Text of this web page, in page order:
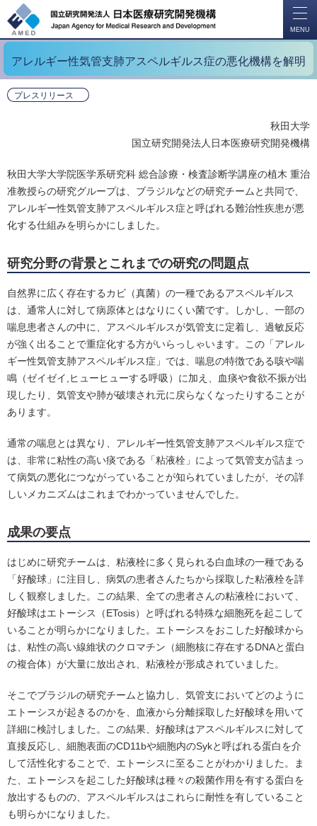
MENU
アレルギー性気管支肺アスペルギルス症の悪化機構を解明
プレスリリース
秋田大学
国立研究開発法人日本医療研究開発機構
秋田大学大学院医学系研究科 総合診療・検査診断学講座の植木 重治
准教授らの研究グループは、ブラジルなどの研究チームと共同で、
アレルギー性気管支肺アスペルギルス症と呼ばれる難治性疾患が悪
化する仕組みを明らかにしました。
研究分野の背景とこれまでの研究の問題点
自然界に広く存在するカビ（真菌）の一種であるアスペルギルス
は、通常人に対して病原体とはなりにくい菌です。しかし、一部の
喘息患者さんの中に、アスペルギルスが気管支に定着し、過敏反応
が強く出ることで重症化する方がいらっしゃいます。この「アレル
ギー性気管支肺アスペルギルス症」では、喘息の特徴である咳や喘
鳴（ゼイゼイ,ヒューヒューする呼吸）に加え、血痰や食欲不振が出
現したり、気管支や肺が破壊され元に戻らなくなったりすることが
あります。
通常の喘息とは異なり、アレルギー性気管支肺アスペルギルス症で
は、非常に粘性の高い痰である「粘液栓」によって気管支が詰まっ
て病気の悪化につながっていることが知られていましたが、その詳
しいメカニズムはこれまでわかっていませんでした。
成果の要点
はじめに研究チームは、粘液栓に多く見られる白血球の一種である
「好酸球」に注目し、病気の患者さんたちから採取した粘液栓を詳
しく観察しました。この結果、全ての患者さんの粘液栓において、
好酸球はエトーシス（ETosis）と呼ばれる特殊な細胞死を起こして
いることが明らかになりました。エトーシスをおこした好酸球から
は、粘性の高い線維状のクロマチン（細胞核に存在するDNAと蛋白
の複合体）が大量に放出され、粘液栓が形成されていました。
そこでブラジルの研究チームと協力し、気管支においてどのように
エトーシスが起きるのかを、血液から分離採取した好酸球を用いて
詳細に検討しました。この結果、好酸球はアスペルギルスに対して
直接反応し、細胞表面のCD11bや細胞内のSykと呼ばれる蛋白を介
して活性化することで、エトーシスに至ることがわかりました。ま
た、エトーシスを起こした好酸球は種々の殺菌作用を有する蛋白を
放出するものの、アスペルギルスはこれらに耐性を有していること
も明らかになりました。